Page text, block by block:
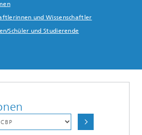
und Wissenschaftler
Schüler und Studierende